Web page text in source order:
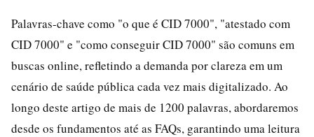
Palavras-chave como "o que é CID 7000", "atestado com
CID 7000" e "como conseguir CID 7000" são comuns em
buscas online, refletindo a demanda por clareza em um
cenário de saúde pública cada vez mais digitalizado. Ao
longo deste artigo de mais de 1200 palavras, abordaremos
desde os fundamentos até as FAQs, garantindo uma leitura